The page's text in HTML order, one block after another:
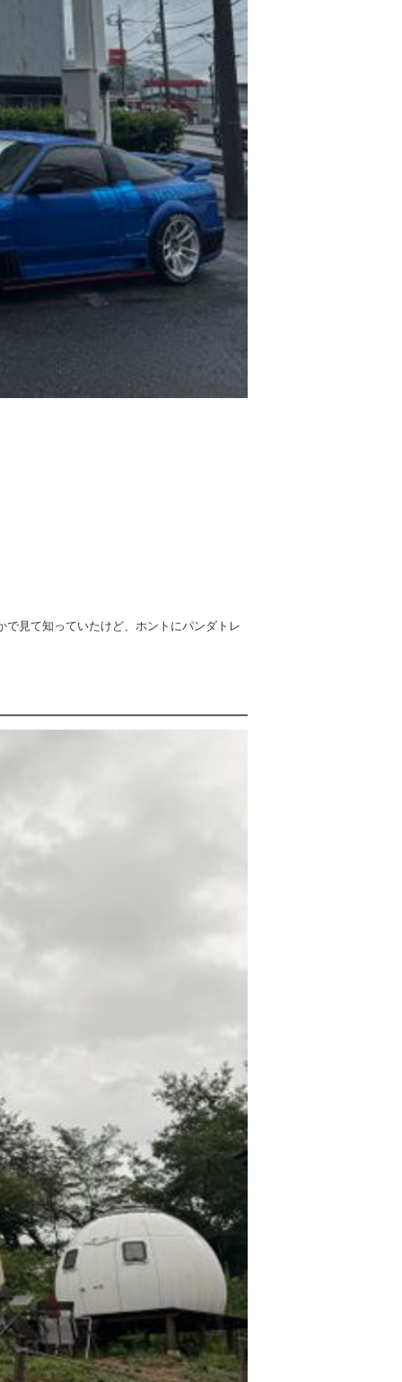
見て知っていたけど、ホントにパンダトレ